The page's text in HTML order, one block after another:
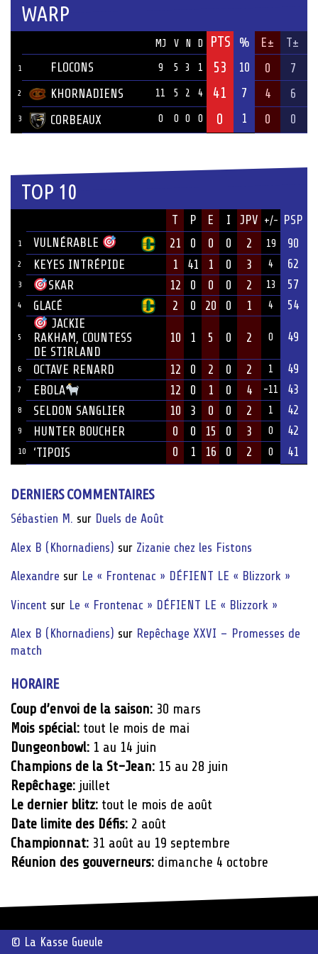
WARP
MJ V N D PTS % E± T±
1 FLOCONS 9 5 3 1 53 10 0 7
2 KHORNADIENS 11 5 2 4 41 7 4 6
3 CORBEAUX 0 0 0 0 0 1 0 0
TOP 10
T P E I JPV +/- PSP
1 VULNÉRABLE 21 0 0 0 2 19 90
2 KEYES INTRÉPIDE 1 41 1 0 3 4 62
3 SKAR 12 0 0 0 2 13 57
4 GLACÉ 2 0 20 0 1 4 54
5
JACKIE
RAKHAM, COUNTESS
DE STIRLAND
10 1 5 0 2 0 49
6 OCTAVE RENARD 12 0 2 0 2 1 49
7 EBOLA 12 0 1 0 4 -11 43
8 SELDON SANGLIER 10 3 0 0 2 1 42
9 HUNTER BOUCHER 0 0 15 0 3 0 42
10 ‘TIPOIS 0 1 16 0 2 0 41
DERNIERS COMMENTAIRES
Sébastien M. sur Duels de Août
Alex B (Khornadiens) sur Zizanie chez les Fistons
Alexandre sur Le « Frontenac » DÉFIENT LE « Blizzork »
Vincent sur Le « Frontenac » DÉFIENT LE « Blizzork »
Alex B (Khornadiens) sur Repêchage XXVI – Promesses de
match
HORAIRE
Coup d’envoi de la saison: 30 mars
Mois spécial: tout le mois de mai
Dungeonbowl: 1 au 14 juin
Champions de la St-Jean: 15 au 28 juin
Repêchage: juillet
Le dernier blitz: tout le mois de août
Date limite des Défis: 2 août
Championnat: 31 août au 19 septembre
Réunion des gouverneurs: dimanche 4 octobre
© La Kasse Gueule